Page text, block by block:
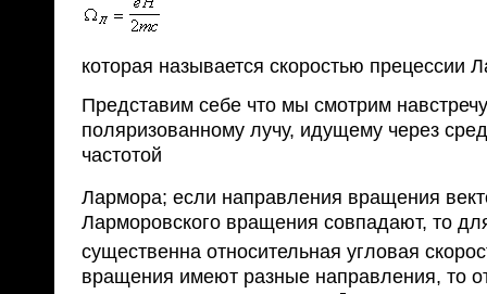
которая называется скоростью прецессии
Представим себе что мы смотрим
поляризованному лучу, идущему через
частотой
Лармора; если направления вращения
Ларморовского вращения совпадают, то
существенна относительная угловая
вращения имеют разные направления, то